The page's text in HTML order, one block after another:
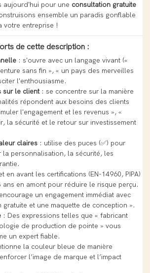
aujourd'hui pour une consultation gratuite
ensemble un paradis gonflable
votre entreprise !
de cette description :
: s'ouvre avec un langage vivant («
sans fin », « un pays des merveilles
l'enthousiasme.
sur le client: se concentre sur la manière
répondent aux besoins des clients
l'engagement et les revenus », «
la sécurité et le retour sur investissement
claires : utilise des puces (✅) pour
la personnalisation, la sécurité, les
en avant les certifications (EN-14960, PIPA)
ans en amont pour réduire le risque perçu.
un engagement immédiat avec
gratuite et une maquette de conception ».
: Des expressions telles que « fabricant
de production de pointe » vous
un expert fiable.
la couleur bleue de manière
l’image de marque et l’impact